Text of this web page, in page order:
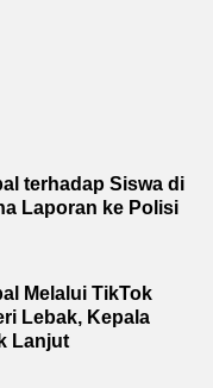
terhadap Siswa di
Laporan ke Polisi
Melalui TikTok
Lebak, Kepala
Lanjut